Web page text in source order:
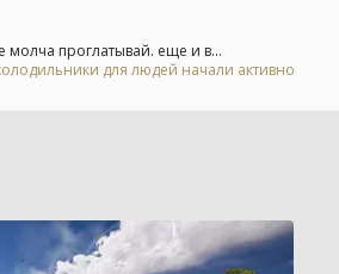
молча проглатывай. еще и в...
для людей начали активно